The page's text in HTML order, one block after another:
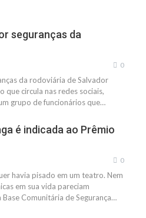
seguranças da
0
da rodoviária de Salvador
circula nas redes sociais,
grupo de funcionários que…
é indicada ao Prêmio
0
havia pisado em um teatro. Nem
em sua vida pareciam
Comunitária de Segurança…